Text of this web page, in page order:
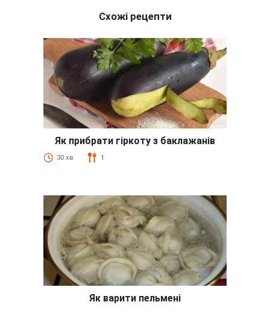
Схожі рецепти
Як прибрати гіркоту з баклажанів
30 хв 1
Як варити пельмені